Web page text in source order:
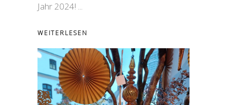
Jahr 2024!
WEITERLESEN